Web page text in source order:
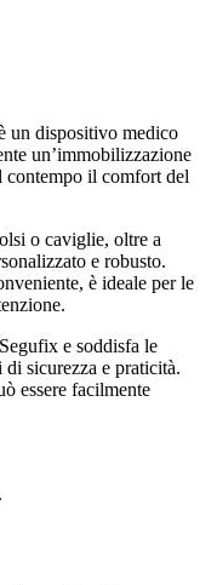
un dispositivo medico
un’immobilizzazione
contempo il comfort del
o caviglie, oltre a
e robusto.
è ideale per le
e soddisfa le
sicurezza e praticità.
essere facilmente